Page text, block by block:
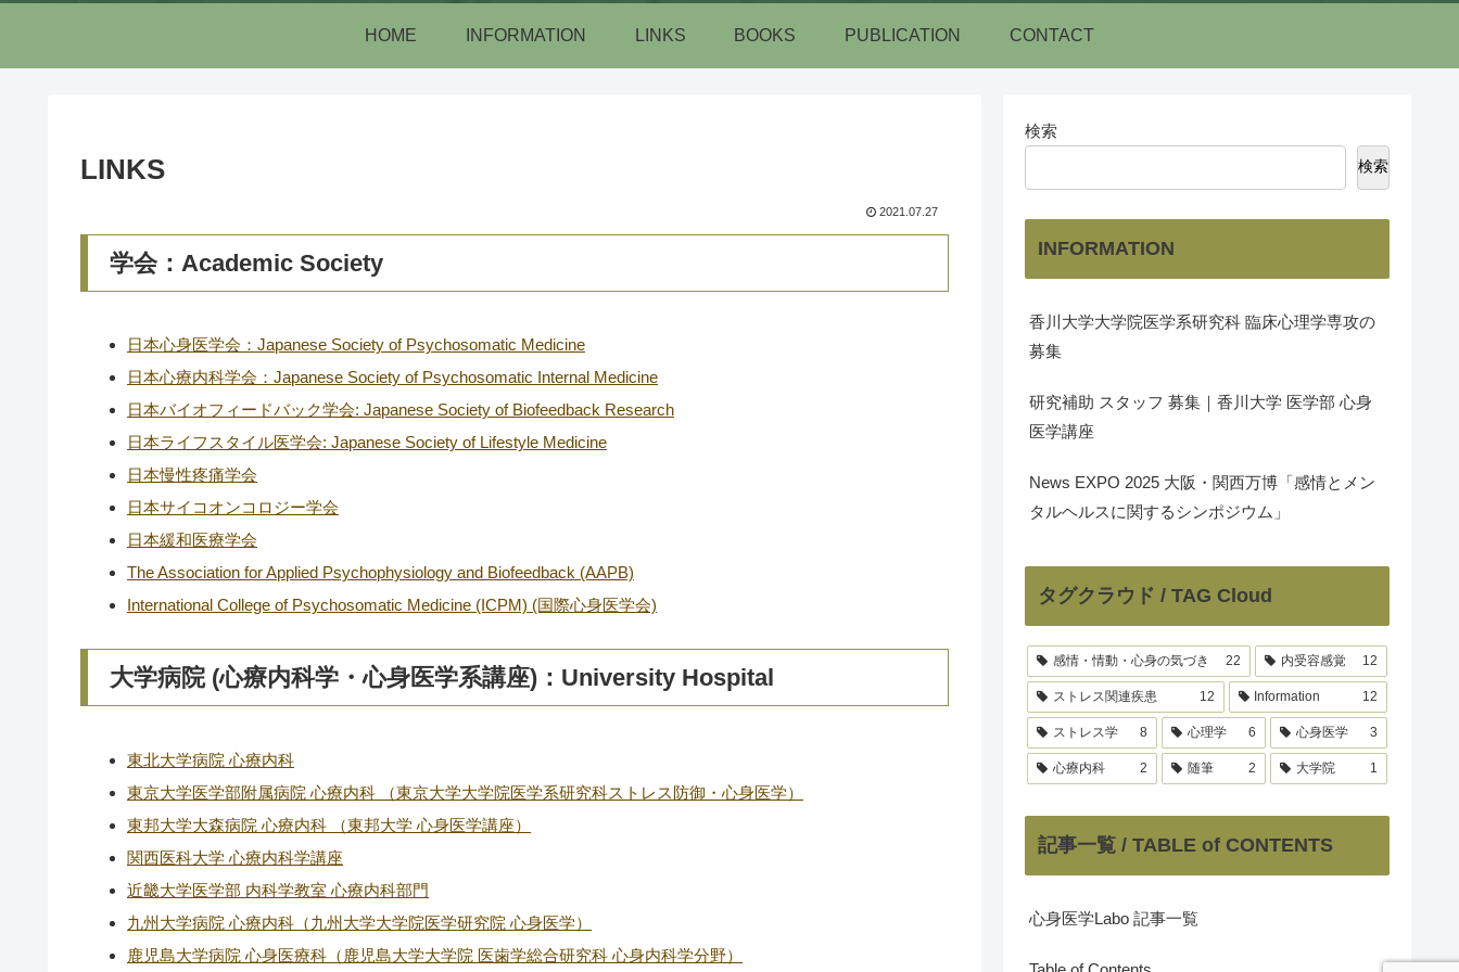
HOME INFORMATION LINKS BOOKS PUBLICATION CONTACT
LINKS
2021.07.27
学会：Academic Society
日本心身医学会：Japanese Society of Psychosomatic Medicine
日本心療内科学会：Japanese Society of Psychosomatic Internal Medicine
日本バイオフィードバック学会: Japanese Society of Biofeedback Research
日本ライフスタイル医学会: Japanese Society of Lifestyle Medicine
日本慢性疼痛学会
日本サイコオンコロジー学会
日本緩和医療学会
The Association for Applied Psychophysiology and Biofeedback (AAPB)
International College of Psychosomatic Medicine (ICPM) (国際心身医学会)
大学病院 (心療内科学・心身医学系講座)：University Hospital
東北大学病院 心療内科
東京大学医学部附属病院 心療内科 （東京大学大学院医学系研究科ストレス防御・心身医学）
東邦大学大森病院 心療内科 （東邦大学 心身医学講座）
関西医科大学 心療内科学講座
近畿大学医学部 内科学教室 心療内科部門
九州大学病院 心療内科（九州大学大学院医学研究院 心身医学）
鹿児島大学病院 心身医療科（鹿児島大学大学院 医歯学総合研究科 心身内科学分野）
検索
検索
INFORMATION
香川大学大学院医学系研究科 臨床心理学専攻の
募集
研究補助 スタッフ 募集｜香川大学 医学部 心身
医学講座
News EXPO 2025 大阪・関西万博「感情とメン
タルヘルスに関するシンポジウム」
タグクラウド / TAG Cloud
感情・情動・心身の気づき 22 内受容感覚 12
ストレス関連疾患 12 Information 12
ストレス学 8 心理学 6 心身医学 3
心療内科 2 随筆 2 大学院 1
記事一覧 / TABLE of CONTENTS
心身医学Labo 記事一覧